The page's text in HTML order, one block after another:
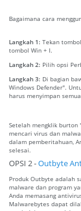
Bagaimana cara
Langkah 1: Tekan
tombol Win + I.
Langkah 2: Pilih opsi
Langkah 3: Di bagian
Windows Defender".
harus menyimpan
Setelah mengklik burton
mencari virus dan
dalam pemberitahuan,
selesai.
OPSI 2 -Outbyte
Produk Outbyte adalah
malware dan program
Anda memasang
Malwarebytes dapat